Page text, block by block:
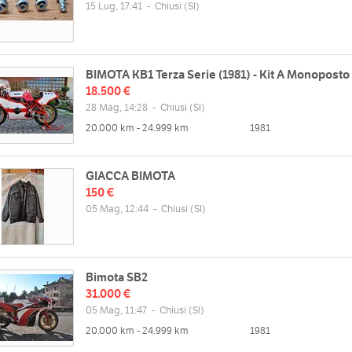
di moto in ambiente climatizzato e allarmato
Fontina, 53043 Chiusi Scalo SI,
Mappa
Orari
Mar
Mer
09:00 - 14:00 | 14:00 - 19:30
Ven
Dom
15 Lug, 17:41 - Chiusi (SI)
BIMOTA KB1 Terza Serie (1981) - Kit A
18.500 €
28 Mag, 14:28 - Chiusi (SI)
20.000 km - 24.999 km
1981
GIACCA BIMOTA
150 €
05 Mag, 12:44 - Chiusi (SI)
Bimota SB2
31.000 €
05 Mag, 11:47 - Chiusi (SI)
20.000 km - 24.999 km
1981